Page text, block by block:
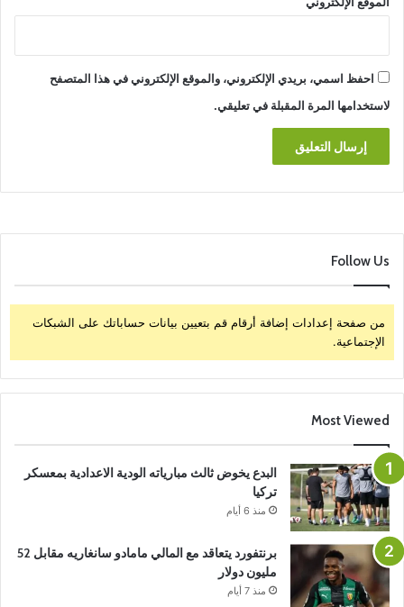
احفظ اسمي، بريدي الإلكتروني، والموقع الإلكتروني في هذا المتصفح
لاستخدامها المرة المقبلة في تعليقي.
Follow Us
من صفحة إعدادات إضافة أرقام قم بتعيين بيانات حساباتك على الشبكات
الإجتماعية.
Most Viewed
البدع يخوض ثالث مبارياته الودية الاعدادية بمعسكر
تركيا
منذ 6 أيام
برنتفورد يتعاقد مع المالي مامادو سانغاريه مقابل 52
مليون دولار
منذ 7 أيام